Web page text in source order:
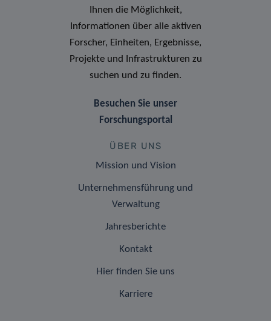
Ihnen die Möglichkeit,
Informationen über alle aktiven
Forscher, Einheiten, Ergebnisse,
Projekte und Infrastrukturen zu
suchen und zu finden.
Besuchen Sie unser
Forschungsportal
ÜBER UNS
Mission und Vision
Unternehmensführung und
Verwaltung
Jahresberichte
Kontakt
Hier finden Sie uns
Karriere